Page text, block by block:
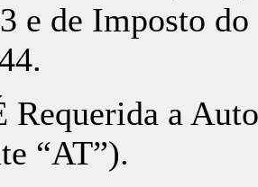
e de Imposto
a
“AT”).